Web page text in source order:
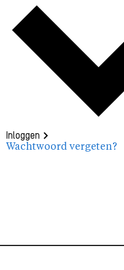
Inloggen
Wachtwoord vergeten?